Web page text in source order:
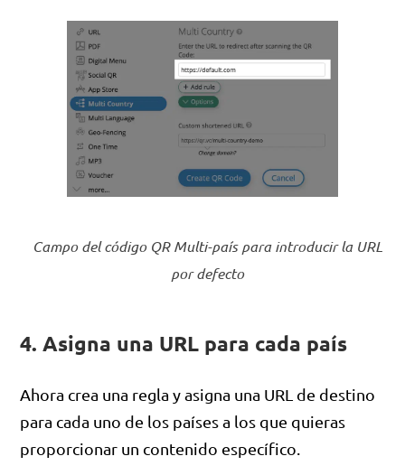
Campo del código QR Multi-país para introducir la URL
por defecto
4. Asigna una URL para cada país
Ahora crea una regla y asigna una URL de destino
para cada uno de los países a los que quieras
proporcionar un contenido específico.